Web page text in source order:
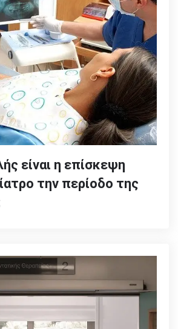
είναι η επίσκεψη
την περίοδο της